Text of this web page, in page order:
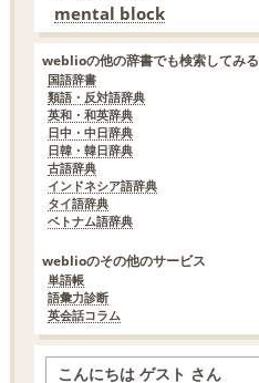
mental block
weblioの他の辞書でも検索してみる
国語辞書
類語・反対語辞典
英和・和英辞典
日中・中日辞典
日韓・韓日辞典
古語辞典
インドネシア語辞典
タイ語辞典
ベトナム語辞典
weblioのその他のサービス
単語帳
語彙力診断
英会話コラム
こんにちは ゲスト さん